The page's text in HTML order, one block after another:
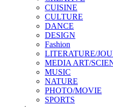
CUISINE
CULTURE
DANCE
DESIGN
Fashion
LITERATURE/
MEDIA ART/
MUSIC
NATURE
PHOTO/MOVIE
SPORTS